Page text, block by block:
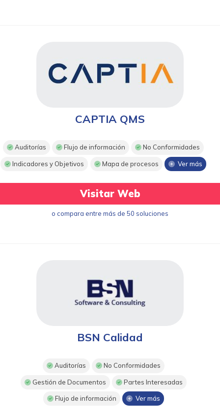
CAPTIA QMS
Auditorías Flujo de información No Conformidades
Indicadores y Objetivos Mapa de procesos Ver más
Visitar Web
o compara entre más de 50 soluciones
BSN Calidad
Auditorías No Conformidades
Gestión de Documentos Partes Interesadas
Flujo de información Ver más